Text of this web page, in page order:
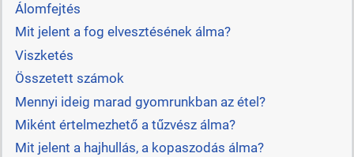
Álomfejtés
Mit jelent a fog elvesztésének álma?
Viszketés
Összetett számok
Mennyi ideig marad gyomrunkban az étel?
Miként értelmezhető a tűzvész álma?
Mit jelent a hajhullás, a kopaszodás álma?